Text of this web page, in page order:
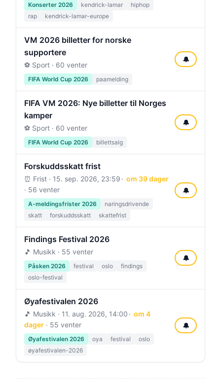
Konserter 2026 kendrick-lamar
hiphop
rap
kendrick-lamar-europe
VM 2026 billetter for norske
supportere
⚽ Sport · 60 venter
FIFA World Cup 2026 paamelding
🔔
FIFA VM 2026: Nye billetter til Norges
kamper
⚽ Sport · 60 venter
FIFA World Cup 2026 billettsalg
🔔
Forskuddsskatt frist
⏰ Frist · 15. sep. 2026, 23:59
om 39 dager
· 56 venter
A-meldingsfrister 2026
naringsdrivende
skatt
forskuddsskatt skattefrist
🔔
Findings Festival 2026
🎵 Musikk · 55 venter
Påsken 2026 festival oslo
findings
oslo-festival
🔔
Øyafestivalen 2026
🎵 Musikk · 11. aug. 2026, 14:00
om 4
dager · 55 venter
Øyafestivalen 2026 oya festival
oslo
øyafestivalen-2026
🔔